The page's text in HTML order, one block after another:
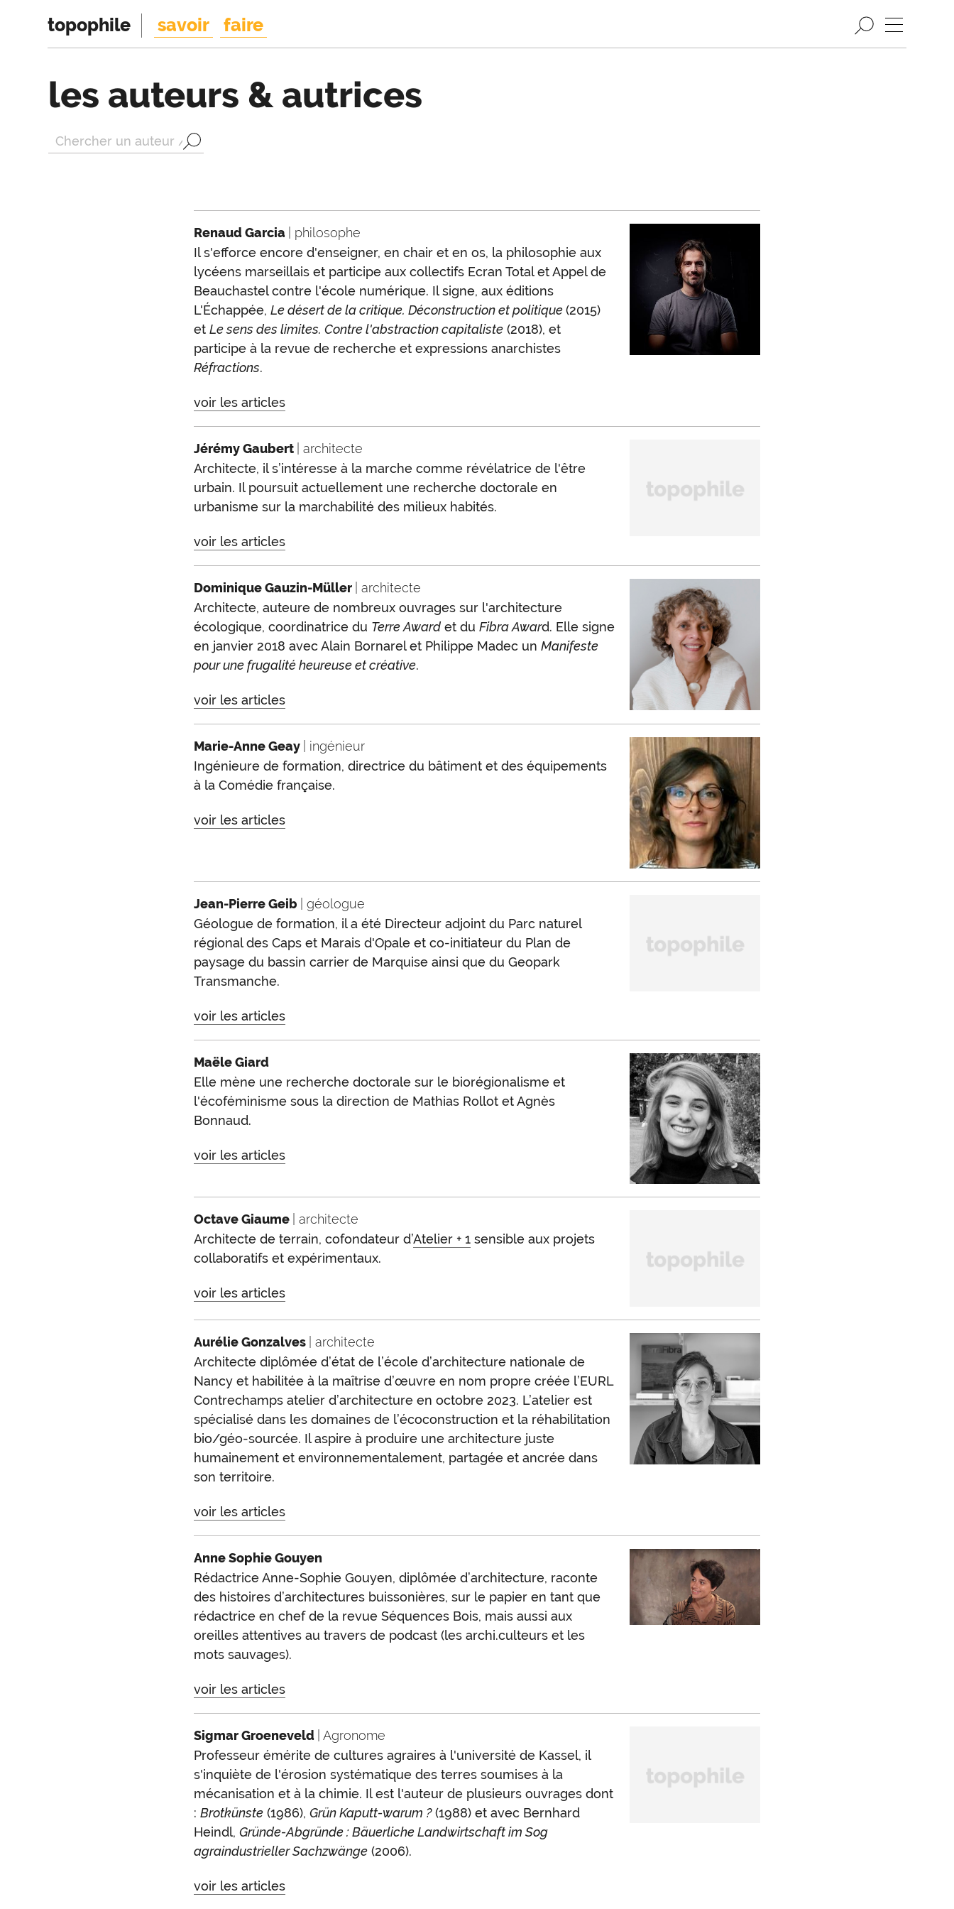
topophile savoir faire
les auteurs & autrices
Renaud Garcia
| philosophe
Il s'efforce encore d'enseigner, en chair et en os, la philosophie aux
lycéens marseillais et participe aux collectifs Ecran Total et Appel de
Beauchastel contre l'école numérique. Il signe, aux éditions
L'Échappée, Le désert de la critique. Déconstruction et politique(2015)
et Le sens des limites. Contre l'abstraction capitaliste(2018), et
participe à la revue de recherche et expressions anarchistes
Réfractions.
voir les articles
Jérémy Gaubert
| architecte
Architecte, il s’intéresse à la marche comme révélatrice de l'être
urbain. Il poursuit actuellement une recherche doctorale en
urbanisme sur la marchabilité des milieux habités.
voir les articles
Dominique Gauzin-Müller
| architecte
Architecte, auteure de nombreux ouvrages sur l'architecture
écologique, coordinatrice du Terre Awardet du Fibra Award. Elle signe
en janvier 2018 avec Alain Bornarel et Philippe Madec un Manifeste
pour une frugalité heureuse et créative.
voir les articles
Marie-Anne Geay
| ingénieur
Ingénieure de formation, directrice du bâtiment et des équipements
à la Comédie française.
voir les articles
Jean-Pierre Geib
| géologue
Géologue de formation, il a été Directeur adjoint du Parc naturel
régional des Caps et Marais d'Opale et co-initiateur du Plan de
paysage du bassin carrier de Marquise ainsi que du Geopark
Transmanche.
voir les articles
Maële Giard
Elle mène une recherche doctorale sur le biorégionalisme et
l'écoféminisme sous la direction de Mathias Rollot et Agnès
Bonnaud.
voir les articles
Octave Giaume
| architecte
Architecte de terrain, cofondateur d’Atelier + 1sensible aux projets
collaboratifs et expérimentaux.
voir les articles
Aurélie Gonzalves
| architecte
Architecte diplômée d’état de l’école d’architecture nationale de
Nancy et habilitée à la maîtrise d’œuvre en nom propre créée l’EURL
Contrechamps atelier d’architecture en octobre 2023. L’atelier est
spécialisé dans les domaines de l’écoconstruction et la réhabilitation
bio/géo-sourcée. Il aspire à produire une architecture juste
humainement et environnementalement, partagée et ancrée dans
son territoire.
voir les articles
Anne Sophie Gouyen
Rédactrice Anne-Sophie Gouyen, diplômée d’architecture, raconte
des histoires d’architectures buissonières, sur le papier en tant que
rédactrice en chef de la revue Séquences Bois, mais aussi aux
oreilles attentives au travers de podcast (les archi.culteurs et les
mots sauvages).
voir les articles
Sigmar Groeneveld | Agronome
Professeur émérite de cultures agraires à l'université de Kassel, il
s'inquiète de l'érosion systématique des terres soumises à la
mécanisation et à la chimie. Il est l'auteur de plusieurs ouvrages dont
: Brotkünste(1986), Grün Kaputt-warum ?(1988) et avec Bernhard
Heindl, Gründe-Abgründe : Bäuerliche Landwirtschaft im Sog
agraindustrieller Sachzwänge(2006).
voir les articles